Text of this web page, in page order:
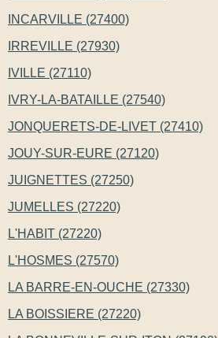
INCARVILLE (27400)
IRREVILLE (27930)
IVILLE (27110)
IVRY-LA-BATAILLE (27540)
JONQUERETS-DE-LIVET (27410)
JOUY-SUR-EURE (27120)
JUIGNETTES (27250)
JUMELLES (27220)
L'HABIT (27220)
L'HOSMES (27570)
LA BARRE-EN-OUCHE (27330)
LA BOISSIERE (27220)